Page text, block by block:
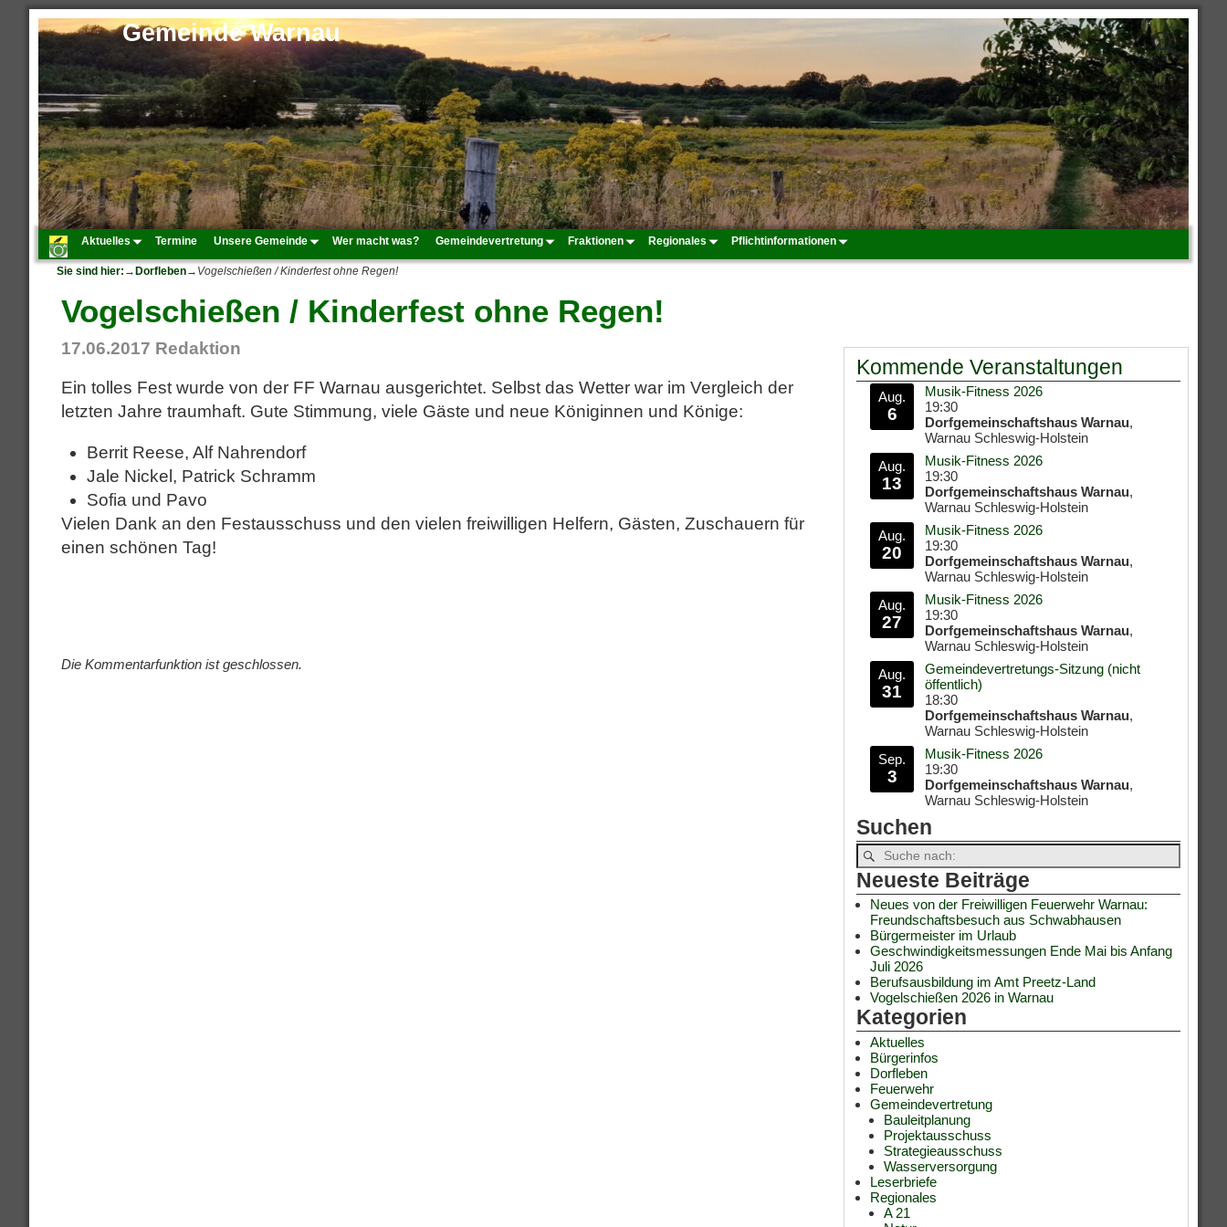
Gemeinde Warnau
Aktuelles Termine Unsere Gemeinde Wer macht was? Gemeindevertretung Fraktionen Regionales Pflichtinformationen
Sie sind hier: →Dorfleben→ Vogelschießen / Kinderfest ohne Regen!
Vogelschießen / Kinderfest ohne Regen!
17.06.2017 Redaktion
Ein tolles Fest wurde von der FF Warnau ausgerichtet. Selbst das Wetter war im Vergleich der
letzten Jahre traumhaft. Gute Stimmung, viele Gäste und neue Königinnen und Könige:
Berrit Reese, Alf Nahrendorf
Jale Nickel, Patrick Schramm
Sofia und Pavo
Vielen Dank an den Festausschuss und den vielen freiwilligen Helfern, Gästen, Zuschauern für
einen schönen Tag!
Die Kommentarfunktion ist geschlossen.
Kommende Veranstaltungen
Aug.
6
Musik-Fitness 2026
19:30
Dorfgemeinschaftshaus Warnau,
Warnau Schleswig-Holstein
Aug.
13
Musik-Fitness 2026
19:30
Dorfgemeinschaftshaus Warnau,
Warnau Schleswig-Holstein
Aug.
20
Musik-Fitness 2026
19:30
Dorfgemeinschaftshaus Warnau,
Warnau Schleswig-Holstein
Aug.
27
Musik-Fitness 2026
19:30
Dorfgemeinschaftshaus Warnau,
Warnau Schleswig-Holstein
Aug.
31
Gemeindevertretungs-Sitzung (nicht
öffentlich)
18:30
Dorfgemeinschaftshaus Warnau,
Warnau Schleswig-Holstein
Sep.
3
Musik-Fitness 2026
19:30
Dorfgemeinschaftshaus Warnau,
Warnau Schleswig-Holstein
Suchen
Neueste Beiträge
Neues von der Freiwilligen Feuerwehr Warnau:
Freundschaftsbesuch aus Schwabhausen
Bürgermeister im Urlaub
Geschwindigkeitsmessungen Ende Mai bis Anfang
Juli 2026
Berufsausbildung im Amt Preetz-Land
Vogelschießen 2026 in Warnau
Kategorien
Aktuelles
Bürgerinfos
Dorfleben
Feuerwehr
Gemeindevertretung
Bauleitplanung
Projektausschuss
Strategieausschuss
Wasserversorgung
Leserbriefe
Regionales
A 21